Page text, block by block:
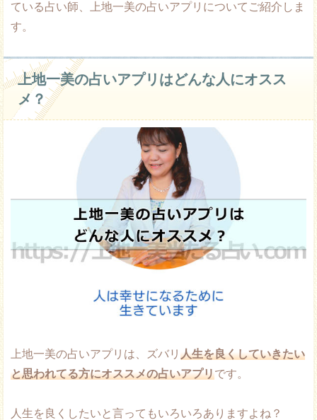
ている占い師、上地一美の占いアプリについてご紹介しま
す。
上地一美の占いアプリはどんな人にオスス
メ？
上地一美の占いアプリは、ズバリ 人生を良くしていきたい
と思われてる方にオススメの占いアプリです。
人生を良くしたいと言ってもいろいろありますよね？